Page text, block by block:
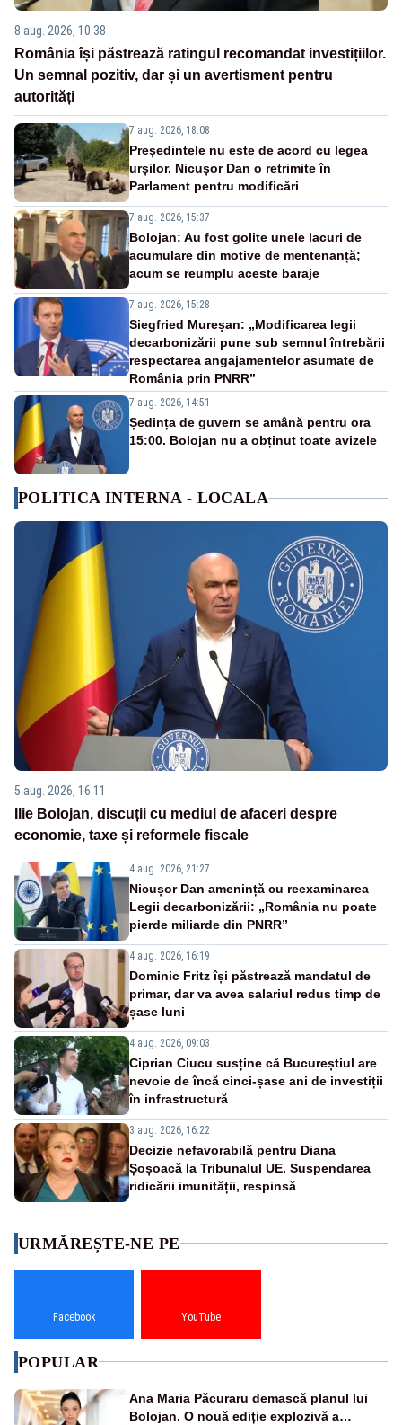
8 aug. 2026, 10:38
România își păstrează ratingul recomandat investițiilor.
Un semnal pozitiv, dar și un avertisment pentru
autorități
7 aug. 2026, 18:08
Președintele nu este de acord cu legea
urșilor. Nicușor Dan o retrimite în
Parlament pentru modificări
7 aug. 2026, 15:37
Bolojan: Au fost golite unele lacuri de
acumulare din motive de mentenanță;
acum se reumplu aceste baraje
7 aug. 2026, 15:28
Siegfried Mureșan: „Modificarea legii
decarbonizării pune sub semnul întrebării
respectarea angajamentelor asumate de
România prin PNRR”
7 aug. 2026, 14:51
Ședința de guvern se amână pentru ora
15:00. Bolojan nu a obținut toate avizele
POLITICA INTERNA - LOCALA
5 aug. 2026, 16:11
Ilie Bolojan, discuții cu mediul de afaceri despre
economie, taxe și reformele fiscale
4 aug. 2026, 21:27
Nicușor Dan amenință cu reexaminarea
Legii decarbonizării: „România nu poate
pierde miliarde din PNRR”
4 aug. 2026, 16:19
Dominic Fritz își păstrează mandatul de
primar, dar va avea salariul redus timp de
șase luni
4 aug. 2026, 09:03
Ciprian Ciucu susține că Bucureștiul are
nevoie de încă cinci-șase ani de investiții
în infrastructură
3 aug. 2026, 16:22
Decizie nefavorabilă pentru Diana
Șoșoacă la Tribunalul UE. Suspendarea
ridicării imunității, respinsă
URMĂREȘTE-NE PE
Facebook YouTube
POPULAR
Ana Maria Păcuraru demască planul lui
Bolojan. O nouă ediție explozivă a